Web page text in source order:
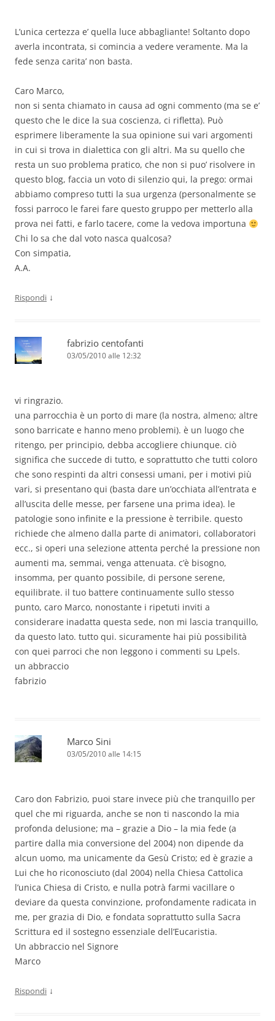
L’unica certezza e’ quella luce abbagliante! Soltanto dopo
averla incontrata, si comincia a vedere veramente. Ma la
fede senza carita’ non basta.
Caro Marco,
non si senta chiamato in causa ad ogni commento (ma se e’
questo che le dice la sua coscienza, ci rifletta). Può
esprimere liberamente la sua opinione sui vari argomenti
in cui si trova in dialettica con gli altri. Ma su quello che
resta un suo problema pratico, che non si puo’ risolvere in
questo blog, faccia un voto di silenzio qui, la prego: ormai
abbiamo compreso tutti la sua urgenza (personalmente se
fossi parroco le farei fare questo gruppo per metterlo alla
prova nei fatti, e farlo tacere, come la vedova importuna
Chi lo sa che dal voto nasca qualcosa?
Con simpatia,
A.A.
Rispondi ↓
fabrizio centofanti
03/05/2010 alle 12:32
vi ringrazio.
una parrocchia è un porto di mare (la nostra, almeno; altre
sono barricate e hanno meno problemi). è un luogo che
ritengo, per principio, debba accogliere chiunque. ciò
significa che succede di tutto, e soprattutto che tutti coloro
che sono respinti da altri consessi umani, per i motivi più
vari, si presentano qui (basta dare un’occhiata all’entrata e
all’uscita delle messe, per farsene una prima idea). le
patologie sono infinite e la pressione è terribile. questo
richiede che almeno dalla parte di animatori, collaboratori
ecc., si operi una selezione attenta perché la pressione non
aumenti ma, semmai, venga attenuata. c’è bisogno,
insomma, per quanto possibile, di persone serene,
equilibrate. il tuo battere continuamente sullo stesso
punto, caro Marco, nonostante i ripetuti inviti a
considerare inadatta questa sede, non mi lascia tranquillo,
da questo lato. tutto qui. sicuramente hai più possibilità
con quei parroci che non leggono i commenti su Lpels.
un abbraccio
fabrizio
Marco Sini
03/05/2010 alle 14:15
Caro don Fabrizio, puoi stare invece più che tranquillo per
quel che mi riguarda, anche se non ti nascondo la mia
profonda delusione; ma – grazie a Dio – la mia fede (a
partire dalla mia conversione del 2004) non dipende da
alcun uomo, ma unicamente da Gesù Cristo; ed è grazie a
Lui che ho riconosciuto (dal 2004) nella Chiesa Cattolica
l’unica Chiesa di Cristo, e nulla potrà farmi vacillare o
deviare da questa convinzione, profondamente radicata in
me, per grazia di Dio, e fondata soprattutto sulla Sacra
Scrittura ed il sostegno essenziale dell’Eucaristia.
Un abbraccio nel Signore
Marco
Rispondi ↓